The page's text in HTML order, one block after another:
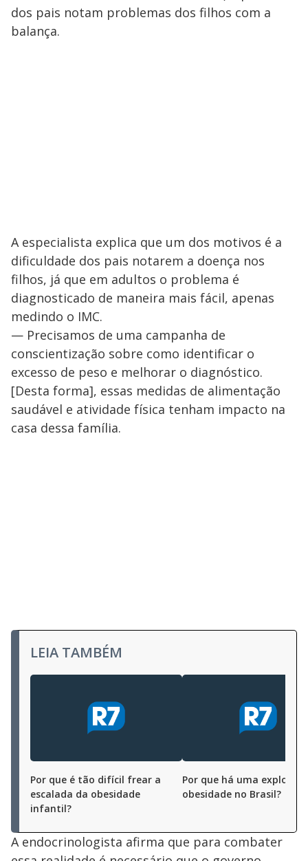
dos pais notam problemas dos filhos com a
balança.
A especialista explica que um dos motivos é a
dificuldade dos pais notarem a doença nos
filhos, já que em adultos o problema é
diagnosticado de maneira mais fácil, apenas
medindo o IMC.
— Precisamos de uma campanha de
conscientização sobre como identificar o
excesso de peso e melhorar o diagnóstico.
[Desta forma], essas medidas de alimentação
saudável e atividade física tenham impacto na
casa dessa família.
LEIA TAMBÉM
Por que é tão difícil frear a
escalada da obesidade
infantil?
Por que há uma explosão
obesidade no Brasil?
A endocrinologista afirma que para combater